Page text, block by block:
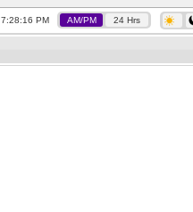
7:28:16 PM AM/PM 24 Hrs